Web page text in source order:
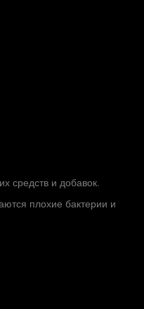
средств и добавок.
плохие бактерии и